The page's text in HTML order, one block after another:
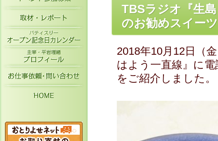
取材・レポート
パティスリーオープン記念日カレン
主宰・平岩理緒プロフィール
お仕事依頼・お問い合わせ
TBSラジオ『生
のお勧めスイー
2018年10月12日（
はよう一直線』に
をご紹介しました。